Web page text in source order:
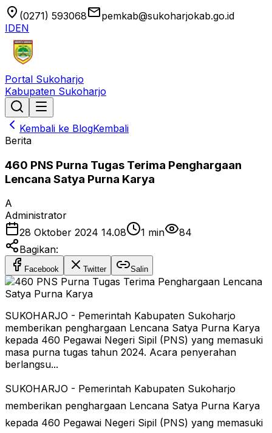
location_on (0271) 593068emailpemkab@sukoharjokab.go.id
IDEN
Portal Sukoharjo
Kabupaten Sukoharjo
Kembali ke BlogKembali
Berita
460 PNS Purna Tugas Terima Penghargaan
Lencana Satya Purna Karya
A
Administrator
28 Oktober 2024 14.08
1 min
84
Bagikan:
Facebook Twitter Salin
SUKOHARJO - Pemerintah Kabupaten Sukoharjo
memberikan penghargaan Lencana Satya Purna Karya
kepada 460 Pegawai Negeri Sipil (PNS) yang memasuki
masa purna tugas tahun 2024. Acara penyerahan
berlangsu...
SUKOHARJO - Pemerintah Kabupaten Sukoharjo
memberikan penghargaan Lencana Satya Purna Karya
kepada 460 Pegawai Negeri Sipil (PNS) yang memasuki